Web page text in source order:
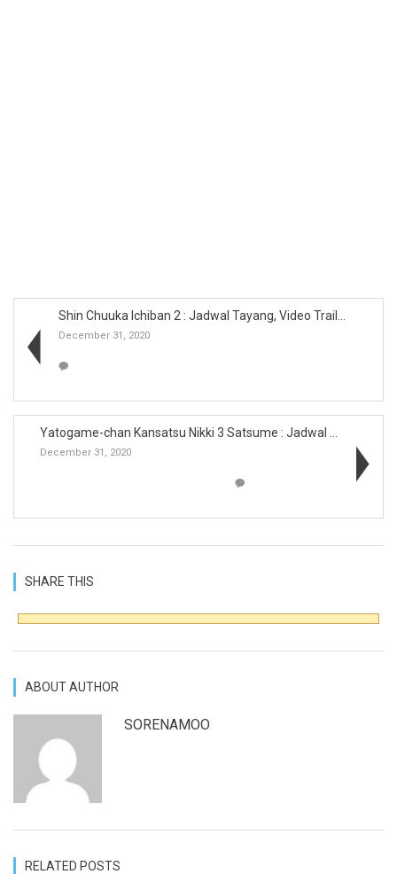
Shin Chuuka Ichiban 2 : Jadwal Tayang, Video Trail...
December 31, 2020
December 31, 2020
SHARE THIS
ABOUT AUTHOR
SORENAMOO
RELATED POSTS